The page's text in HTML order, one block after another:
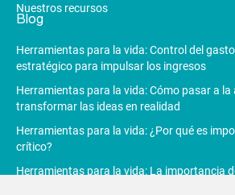
Nuestros recursos
Blog
Herramientas para la vida: Control del
estratégico para impulsar los ingresos
Herramientas para la vida: Cómo pasar a
transformar las ideas en realidad
Herramientas para la vida: ¿Por qué es
crítico?
Herramientas para la vida: La importancia